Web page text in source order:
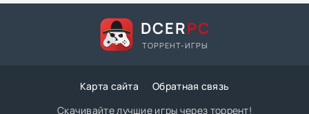
DCERPC
ТОРРЕНТ-ИГРЫ
Карта сайта
Обратная связь
Скачивайте лучшие игры через торрент!